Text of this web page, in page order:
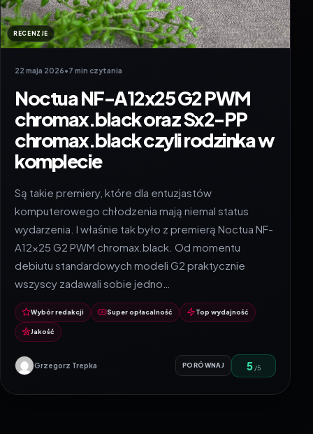
RECENZJE
22 maja 2026•7 min czytania
Noctua NF-A12x25 G2 PWM
chromax.black oraz Sx2-PP
chromax.black czyli rodzinka w
komplecie
Są takie premiery, które dla entuzjastów
komputerowego chłodzenia mają niemal status
wydarzenia. I właśnie tak było z premierą Noctua NF-
A12x25 G2 PWM chromax.black. Od momentu
debiutu standardowych modeli G2 praktycznie
wszyscy zadawali sobie jedno…
Wybór redakcji Super opłacalność Top wydajność
Jakość
Grzegorz Trepka PORÓWNAJ 5 /5